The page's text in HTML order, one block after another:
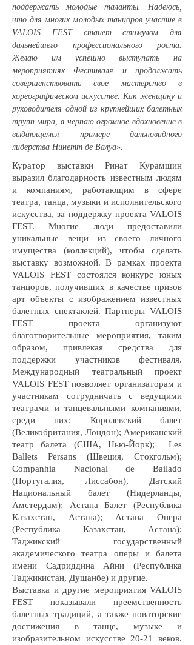
поддержать молодые таланты. Надеюсь,
что для многих молодых танцоров участие в
VALOIS FEST станет стимулом для
дальнейшего профессионального роста.
Желаю им успешно выступать на
мероприятиях Фестиваля и продолжать
совершенствовать свое мастерство в
хореографическом искусстве. Как женщину и
руководителя одной из крупнейших балетных
трупп мира, я черпаю огромное вдохновение в
выдающемся примере дальновидного
лидерства Нинетт де Валуа».
Куратор выставки Ринат Курамшин
выразил благодарность известным людям
и компаниям, работающим в сфере
театра, танца, музыки и исполнительского
искусства, за поддержку проекта VALOIS
FEST. Многие люди предоставили
уникальные вещи из своего личного
имущества (коллекций), чтобы сделать
выставку возможной. В рамках проекта
VALOIS FEST состоялся конкурс юных
танцоров, получивших в качестве призов
арт объекты с изображением известных
балетных спектаклей. Партнеры VALOIS
FEST проекта организуют
благотворительные мероприятия, таким
образом, привлекая средства для
поддержки участников фестиваля.
Международный театральный проект
VALOIS FEST позволяет организаторам и
участникам сотрудничать с ведущими
театрами и танцевальными компаниями,
среди них: Королевский балет
(Великобритания, Лондон); Американский
театр балета (США, Нью-Йорк); Les
Ballets Persans (Швеция, Стокгольм);
Companhia Nacional de Bailado
(Португалия, Лиссабон), Датский
Национальный балет (Нидерланды,
Амстердам); Астана Балет (Республика
Казахстан, Астана); Астана Опера
(Республика Казахстан, Астана);
Таджикский государственный
академического театра оперы и балета
имени Садриддина Айни (Республика
Таджикистан, Душанбе) и другие.
Выставка и другие мероприятия VALOIS
FEST показывали преемственность
балетных традиций, а также новаторские
достижения в танце, музыке и
изобразительном искусстве 20-21 веков.